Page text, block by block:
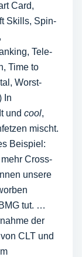
Card,
Skills, Spin-
Tele­
Time to
Worst-
In
und cool,
mischt.
Beispiel:
Cross-
unsere
tut. …
der
CLT und